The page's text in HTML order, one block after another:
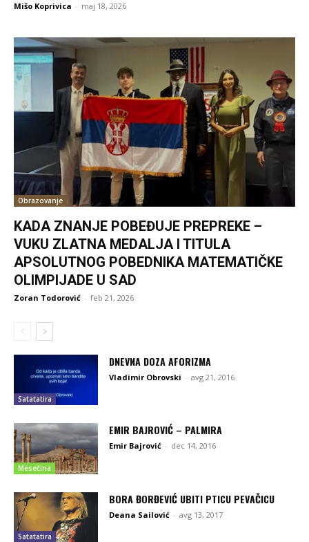
Mišo Koprivica - maj 18, 2026
Obrazovanje
KADA ZNANJE POBEĐUJE PREPREKE –
VUKU ZLATNA MEDALJA I TITULA
APSOLUTNOG POBEDNIKA MATEMATIČKE
OLIMPIJADE U SAD
Zoran Todorović - feb 21, 2026
Satatatira
DNEVNA DOZA AFORIZMA
Vladimir Obrovski - avg 21, 2016
Mesečina
EMIR BAJROVIĆ – PALMIRA
Emir Bajrović - dec 14, 2016
Satatatira
BORA ĐORĐEVIĆ UBITI PTICU PEVAČICU
Deana Sailović - avg 13, 2017